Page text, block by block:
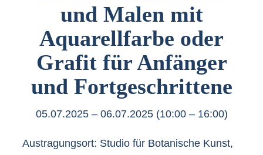
und Malen mit
Aquarellfarbe oder
Grafit für Anfänger
und Fortgeschrittene
05.07.2025 – 06.07.2025 (10:00 – 16:00)
Austragungsort: Studio für Botanische Kunst,